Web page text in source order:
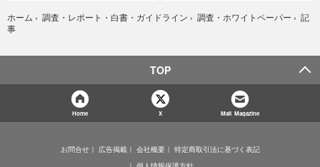
ホーム › 調査・レポート・白書・ガイドライン › 調査・ホワイトペーパー › 記
事
TOP
Home X Mail Magazine
お問合せ 広告掲載 会社概要
特定商取引法に基づく表記